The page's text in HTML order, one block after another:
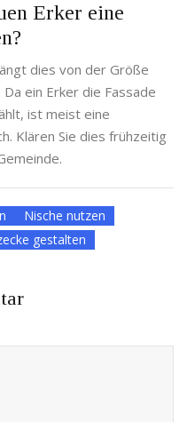
Erker eine
dies von der Größe
ein Erker die Fassade
ist meist eine
Klären Sie dies frühzeitig
Nische nutzen
gestalten